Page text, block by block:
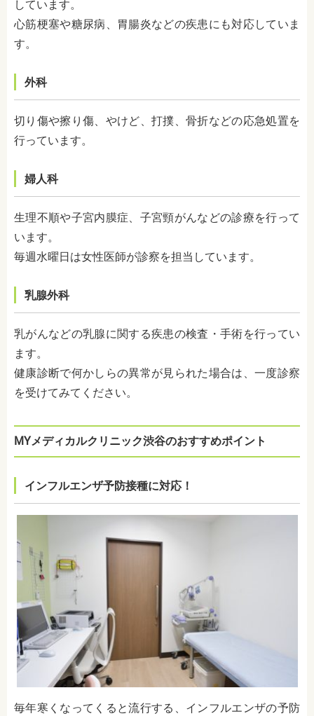
しています。
心筋梗塞や糖尿病、胃腸炎などの疾患にも対応していま
す。
外科
切り傷や擦り傷、やけど、打撲、骨折などの応急処置を
行っています。
婦人科
生理不順や子宮内膜症、子宮頸がんなどの診療を行って
います。
毎週水曜日は女性医師が診察を担当しています。
乳腺外科
乳がんなどの乳腺に関する疾患の検査・手術を行ってい
ます。
健康診断で何かしらの異常が見られた場合は、一度診察
を受けてみてください。
MYメディカルクリニック渋谷のおすすめポイント
インフルエンザ予防接種に対応！
毎年寒くなってくると流行する、インフルエンザの予防